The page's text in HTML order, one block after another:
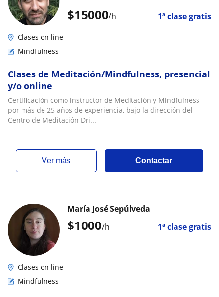
$15000/h 1ª clase gratis
Clases on line
Mindfulness
Clases de Meditación/Mindfulness, presencial
y/o online
Certificación como instructor de Meditación y Mindfulness
por más de 25 años de experiencia, bajo la dirección del
Centro de Meditación Dri...
ver más Contactar
$1000/h 1ª clase gratis
María José Sepúlveda
Clases on line
Mindfulness